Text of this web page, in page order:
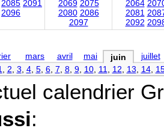
2085 2091
2096
2069 2075
2080 2086
2097
2064
2081
2092
mars avril mai juin
juillet
2 3 4, 5, 6, 7 8, 9, 10, 11 12 13 14,
calendrier
: